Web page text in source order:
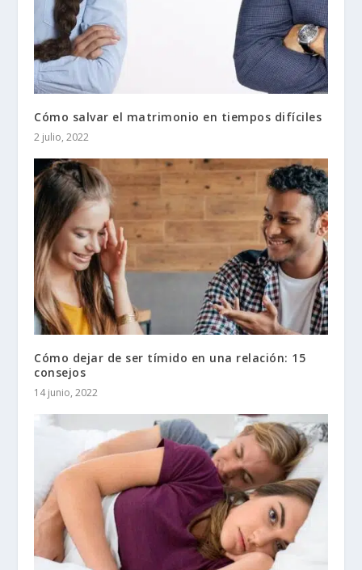
Cómo salvar el matrimonio en tiempos difíciles
2 julio, 2022
Cómo dejar de ser tímido en una relación: 15
consejos
14 junio, 2022